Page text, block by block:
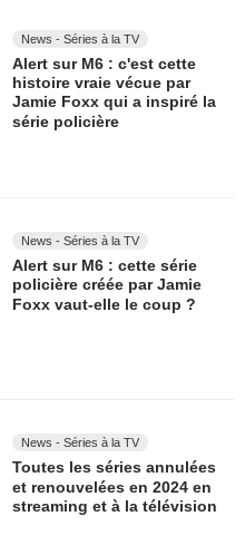
News - Séries à la TV
Alert sur M6 : c'est cette
histoire vraie vécue par
Jamie Foxx qui a inspiré la
série policière
News - Séries à la TV
Alert sur M6 : cette série
policière créée par Jamie
Foxx vaut-elle le coup ?
News - Séries à la TV
Toutes les séries annulées
et renouvelées en 2024 en
streaming et à la télévision